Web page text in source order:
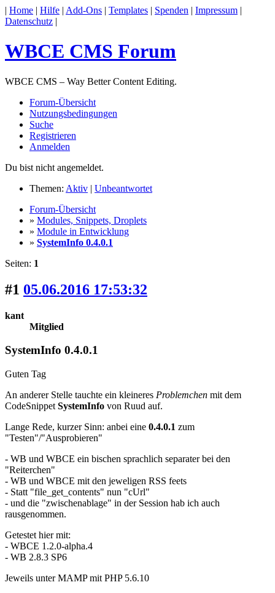
| Home | Hilfe | Add-Ons | Templates | Spenden | Impressum |
Datenschutz |
WBCE CMS Forum
WBCE CMS – Way Better Content Editing.
Forum-Übersicht
Nutzungsbedingungen
Suche
Registrieren
Anmelden
Du bist nicht angemeldet.
Themen: Aktiv | Unbeantwortet
Forum-Übersicht
» Modules, Snippets, Droplets
» Module in Entwicklung
» SystemInfo 0.4.0.1
Seiten: 1
#1 05.06.2016 17:53:32
kant
Mitglied
SystemInfo 0.4.0.1
Guten Tag
An anderer Stelle tauchte ein kleineres Problemchen mit dem
CodeSnippet SystemInfo von Ruud auf.
Lange Rede, kurzer Sinn: anbei eine 0.4.0.1 zum
"Testen"/"Ausprobieren"
- WB und WBCE ein bischen sprachlich separater bei den
"Reiterchen"
- WB und WBCE mit den jeweligen RSS feets
- Statt "file_get_contents" nun "cUrl"
- und die "zwischenablage" in der Session hab ich auch
rausgenommen.
Getestet hier mit:
- WBCE 1.2.0-alpha.4
- WB 2.8.3 SP6
Jeweils unter MAMP mit PHP 5.6.10